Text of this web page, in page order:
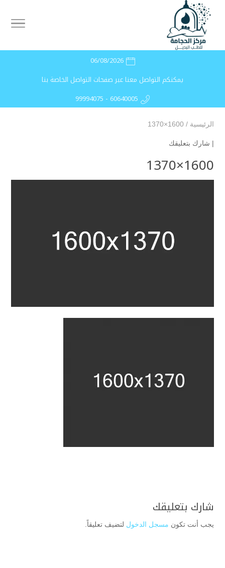
06/08/2026
يمكنكم التواصل معنا عبر صفحات التواصل الخاصة بنا
99994075 - 60640005
الرئيسية /
1600×1370
| شارك بتعليقك
1600×1370
شارك بتعليقك
يجب أنت تكون مسجل الدخول لتضيف تعليقاً.